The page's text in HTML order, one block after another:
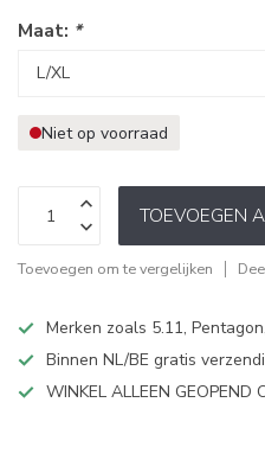
Maat: *
Niet op voorraad
TOEVOEGEN
Toevoegen om te vergelijken
Merken zoals 5.11,
Binnen NL/BE gratis
WINKEL ALLEEN GEOPEND